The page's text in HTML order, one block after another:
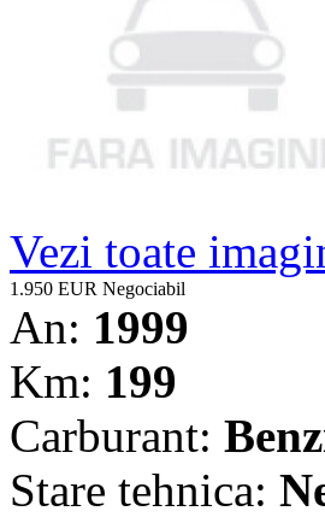
Vezi toate
1.950 EUR Negociabil
An: 1999
Km: 199
Carburant:
Stare tehnica: